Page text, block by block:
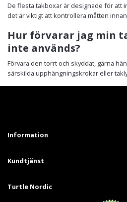
De flesta takboxar är designade för att
det är viktigt att kontrollera måtten
Hur förvarar jag min
inte används?
Förvara den torrt och skyddat, gärna
särskilda upphängningskrokar eller
Information
Kundtjänst
Turtle Nordic